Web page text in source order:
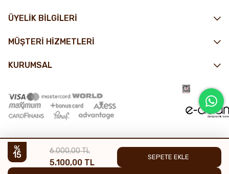
6.000,00 TL
5.100,00 TL
15
ÜYELİK BİLGİLERİ
MÜŞTERİ HİZMETLERİ
KURUMSAL